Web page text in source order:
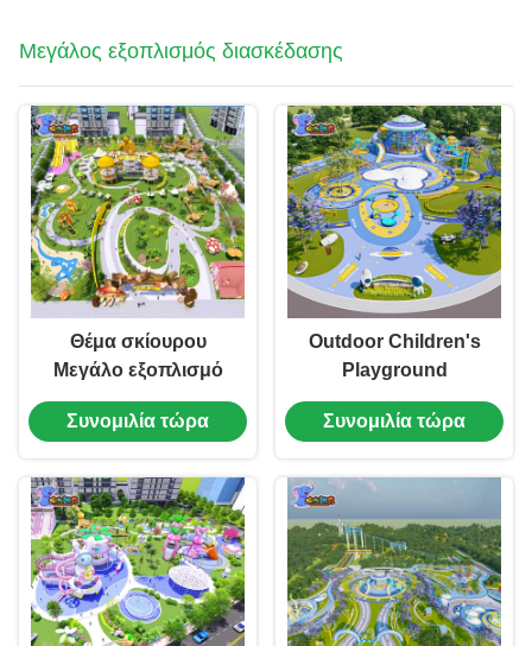
Μεγάλος εξοπλισμός διασκέδασης
Θέμα σκίουρου
Μεγάλο εξοπλισμό
διασκέδασης
Καβαλάρια Παιδική
χαρά
Συνομιλία τώρα
Outdoor Children's
Playground
Equipment with
Planet Theme, Large
Equipment
Συνομιλία τώρα